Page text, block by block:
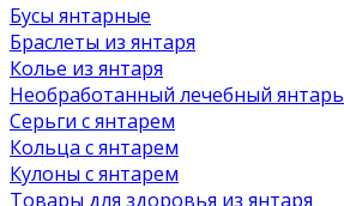
Бусы янтарные
Браслеты из янтаря
Колье из янтаря
Необработанный лечебный янтарь
Серьги с янтарем
Кольца с янтарем
Кулоны с янтарем
Товары для здоровья из янтаря